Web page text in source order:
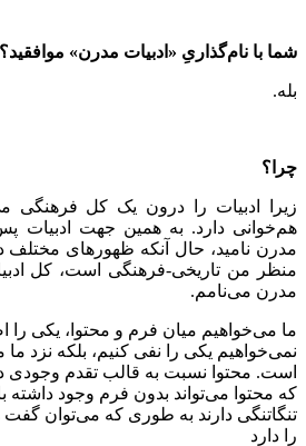
شما با نامگذاریِ «ادبیات مدرن» موافقید؟
بله.
چرا؟
زیرا ادبیات را درون یک کل فرهنگی
هم‌خوانی دارد. به همین جهت ادبیات
مدرن نامید، حال آنکه ظهورهای مختلف
منظر من تاریخی-فرهنگی است، کل
مدرن می‌نامم.
ما می‌خواهیم میان فرم و محتوا، یکی را
نمی‌خواهیم یکی را نفی کنیم، بلکه نزد
است. محتوا نسبت به قالب تقدم وجودی
که محتوا می‌تواند بدون فرم وجود داشته
تنگاتنگی دارند به طوری که می‌توان
را دارد